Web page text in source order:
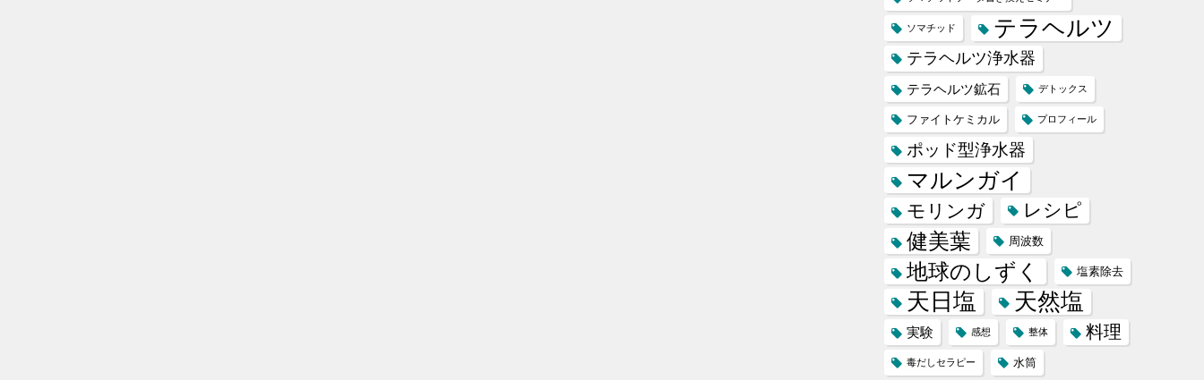
ソマチッド テラヘルツ
テラヘルツ浄水器
テラヘルツ鉱石 デトックス
ファイトケミカル プロフィール
ポッド型浄水器
マルンガイ
モリンガ レシピ
健美葉 周波数
地球のしずく 塩素除去
天日塩 天然塩
実験 感想 整体 料理
毒だしセラピー 水筒